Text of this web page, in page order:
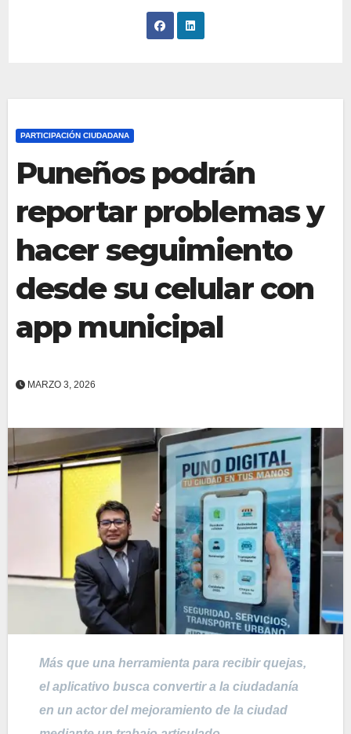
PARTICIPACIÓN CIUDADANA
Puneños podrán
reportar problemas y
hacer seguimiento
desde su celular con
app municipal
MARZO 3, 2026
Más que una herramienta para recibir quejas,
el aplicativo busca convertir a la ciudadanía
en un actor del mejoramiento de la ciudad